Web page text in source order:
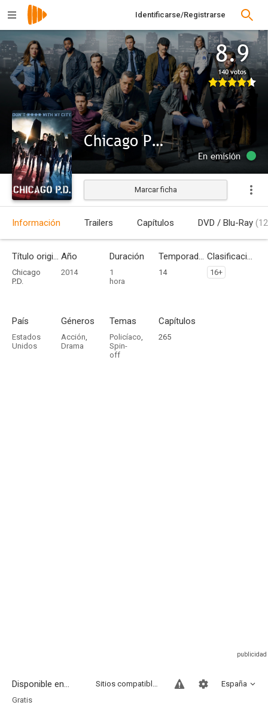
Identificarse/Registrarse
8.9
140 votos
Chicago P.D.
En emisión
Marcar ficha
Información Trailers Capítulos DVD / Blu-Ray
Título original
Chicago
P.D.
Año
2014
Duración
1
hora
Temporadas
14
Clasificación por edades
16+
País
Estados
Unidos
Géneros
Acción,
Drama
Temas
Policíaco,
Spin-
off
Capítulos
265
Disponible en... España
Sitios compatibles
Gratis